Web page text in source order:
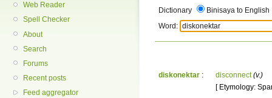
Web Reader
Spell Checker
About
Search
Forums
Recent posts
Feed aggregator
Dictionary
Binisaya to English
Word:
diskonektar : disconnect (v.)
[ Etymology: